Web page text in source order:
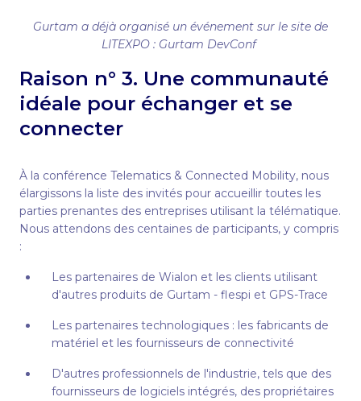
Gurtam a déjà organisé un événement sur le site de
LITEXPO : Gurtam DevConf
Raison n° 3. Une communauté
idéale pour échanger et se
connecter
À la conférence Telematics & Connected Mobility, nous
élargissons la liste des invités pour accueillir toutes les
parties prenantes des entreprises utilisant la télématique.
Nous attendons des centaines de participants, y compris
:
Les partenaires de Wialon et les clients utilisant
d'autres produits de Gurtam - flespi et GPS-Trace
Les partenaires technologiques : les fabricants de
matériel et les fournisseurs de connectivité
D'autres professionnels de l'industrie, tels que des
fournisseurs de logiciels intégrés, des propriétaires